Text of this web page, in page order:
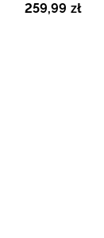
259,99 zł